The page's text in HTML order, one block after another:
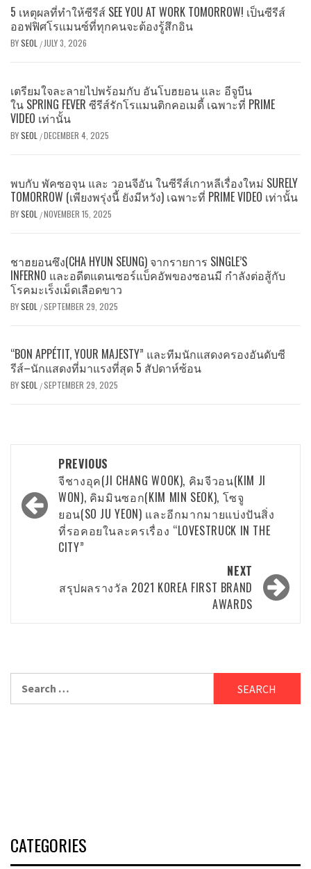
5 เหตุผลที่ทำให้ซีรีส์ SEE YOU AT WORK TOMORROW! เป็นซีรีส์
ออฟฟิศโรแมนซ์ที่ทุกคนจะต้องรู้สึกอิน
BYSEOL / JULY 3, 2026
เตรียมใจละลายไปพร้อมกับ อันโบฮยอน และ อีจูบีน
ใน SPRING FEVER ซีรีส์รักโรแมนติกคอเมดี้ เฉพาะที่ PRIME
VIDEO เท่านั้น
BYSEOL /DECEMBER 4, 2025
พบกับ พัคซอจุน และ วอนจีอัน ในซีรีส์เกาหลีเรื่องใหม่ SURELY
TOMORROW (เพียงพรุ่งนี้ ยังมีหวัง) เฉพาะที่ PRIME VIDEO เท่านั้น
BYSEOL /NOVEMBER 15, 2025
ชาฮยอนซึง(CHA HYUN SEUNG) จากรายการ SINGLE’S
INFERNO และอดีตแดนเซอร์แบ็คอัพของซอนมี กำลังต่อสู้กับ
โรคมะเร็งเม็ดเลือดขาว
BYSEOL /SEPTEMBER 29, 2025
“BON APPÉTIT, YOUR MAJESTY” และทีมนักแสดงครองอันดับซี
รีส์–นักแสดงที่มาแรงที่สุด 5 สัปดาห์ซ้อน
BYSEOL /SEPTEMBER 29, 2025
navigation
PREVIOUS
จีชางอุค(JI CHANG WOOK), คิมจีวอน(KIM JI
WON), คิมมินซอก(KIM MIN SEOK), โซจู
ยอน(SO JU YEON) และอีกมากมายแบ่งปันสิ่ง
ที่รอคอยในละครเรื่อง “LOVESTRUCK IN THE
CITY”
NEXT
สรุปผลรางวัล 2021 KOREA FIRST BRAND
AWARDS
CATEGORIES